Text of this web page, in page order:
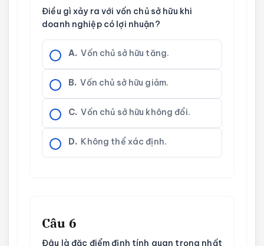
Điều gì xảy ra với vốn chủ sở hữu khi
doanh nghiệp có lợi nhuận?
A. Vốn chủ sở hữu tăng.
B. Vốn chủ sở hữu giảm.
C. Vốn chủ sở hữu không đổi.
D. Không thể xác định.
Câu 6
Đâu là đặc điểm định tính quan trọng nhất